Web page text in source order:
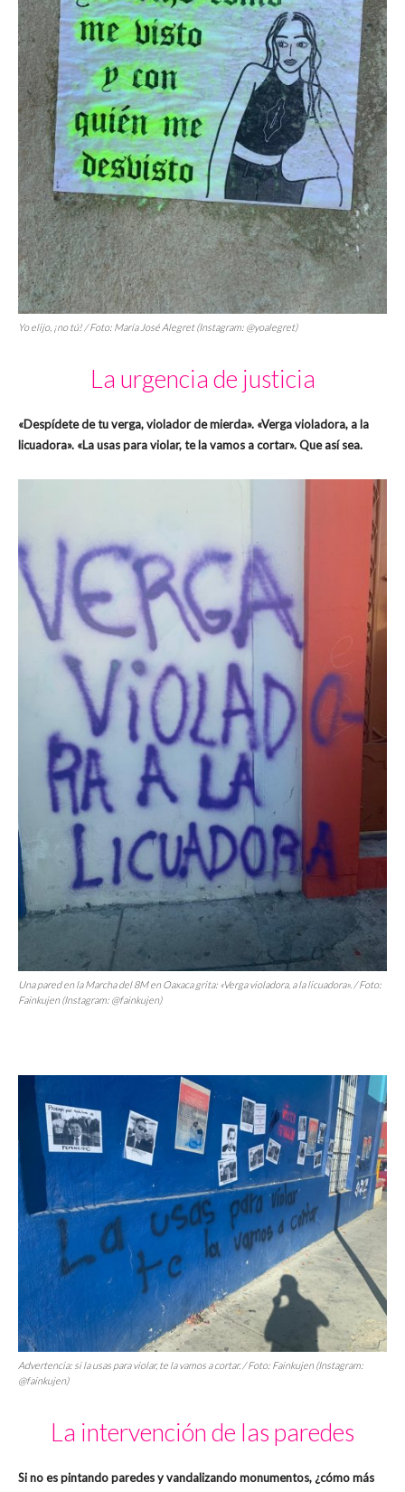
Yo elijo, ¡no tú! / Foto: María José Alegret (Instagram: @yoalegret)
La urgencia de justicia
«Despídete de tu verga, violador de mierda». «Verga violadora, a la
licuadora». «La usas para violar, te la vamos a cortar». Que así sea.
Una pared en la Marcha del 8M en Oaxaca grita: «Verga violadora, a la licuadora». / Foto:
Fainkujen (Instagram: @fainkujen)
Advertencia: si la usas para violar, te la vamos a cortar. / Foto: Fainkujen (Instagram:
@fainkujen)
La intervención de las paredes
Si no es pintando paredes y vandalizando monumentos, ¿cómo más